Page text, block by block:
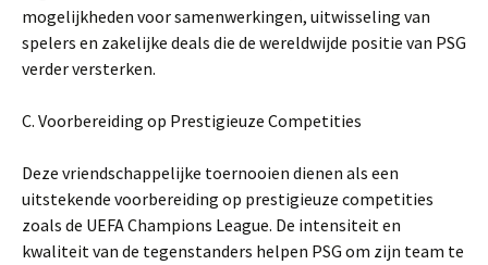
mogelijkheden voor samenwerkingen, uitwisseling van
spelers en zakelijke deals die de wereldwijde positie van PSG
verder versterken.
C. Voorbereiding op Prestigieuze Competities
Deze vriendschappelijke toernooien dienen als een
uitstekende voorbereiding op prestigieuze competities
zoals de UEFA Champions League. De intensiteit en
kwaliteit van de tegenstanders helpen PSG om zijn team te